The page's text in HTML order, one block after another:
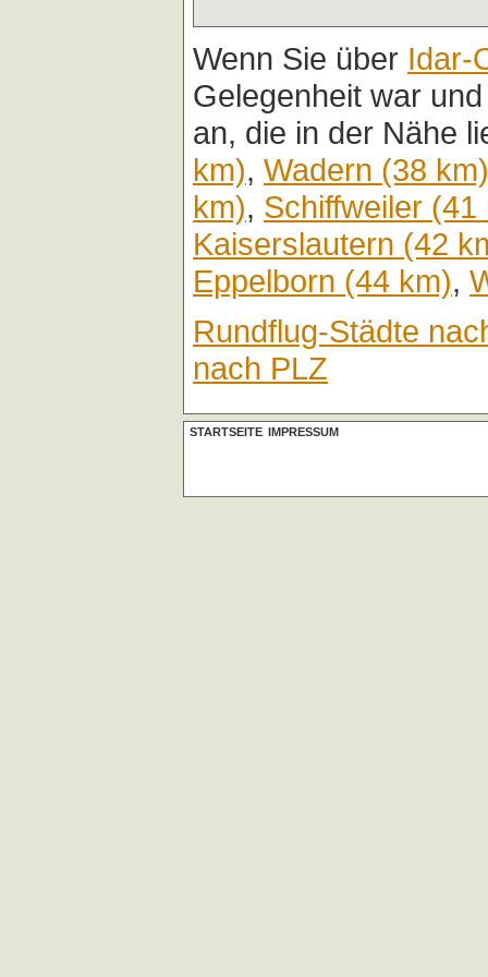
Wenn Sie über Idar-
Gelegenheit war
an, die in der Nähe
km), Wadern (38 km)
km), Schiffweiler (41
Kaiserslautern (42
Eppelborn (44 km),
Rundflug-Städte
nach PLZ
STARTSEITE IMPRESSUM